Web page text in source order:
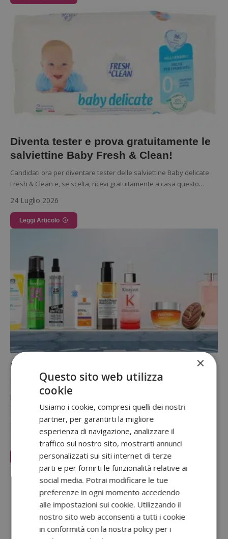
Diventa tester e prova gratuitamente le
salviettine Baby Fresh & Clean!
Candidati ora per diventare tester delle salviettine Baby delicate
Fresh & Clean e, se scelta, ricevi gratuitamente a casa questo…
24 Luglio 2026
Leggi Articolo
Diventa tester L’Oréal: candidati per
ricevere gratis prodotti beauty
L'Oréal ha aperto una nuova selezione di tester per l'iniziativa
Test&Tell Multidiv Luglio 2026. Se verrai scelto, riceverai
gratuitamente una…
16 Luglio 2026
Leggi Articolo
Sponsorizzato:
×
Questo sito web utilizza
cookie
Usiamo i cookie, compresi quelli dei nostri
partner, per garantirti la migliore
esperienza di navigazione, analizzare il
traffico sul nostro sito, mostrarti annunci
personalizzati sui siti internet di terze
parti e per fornirti le funzionalità relative ai
social media. Potrai modificare le tue
preferenze in ogni momento accedendo
alle impostazioni sui cookie. Utilizzando il
nostro sito web acconsenti a tutti i cookie
in conformità con la nostra policy per i